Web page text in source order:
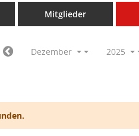
Mitglieder
Dezember 2025